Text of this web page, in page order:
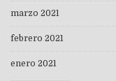
marzo 2021
febrero 2021
enero 2021